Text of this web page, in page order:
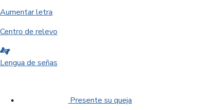
Aumentar letra
Centro de relevo
Lengua de señas
Presente su queja